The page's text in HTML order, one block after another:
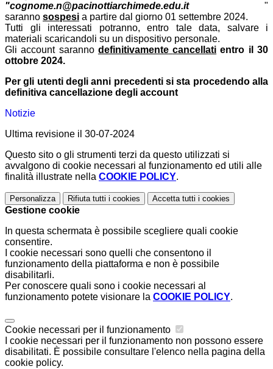
"cognome.n@pacinottiarchimede.edu.it"
saranno sospesi a partire dal giorno 01 settembre 2024.
Tutti gli interessati potranno, entro tale data, salvare i
materiali scaricandoli su un dispositivo personale.
Gli account saranno definitivamente cancellati entro il 30
ottobre 2024.
Per gli utenti degli anni precedenti si sta procedendo alla
definitiva cancellazione degli account
Notizie
Ultima revisione il 30-07-2024
Questo sito o gli strumenti terzi da questo utilizzati si
avvalgono di cookie necessari al funzionamento ed utili alle
finalità illustrate nella COOKIE POLICY.
Personalizza Rifiuta tutti i cookies Accetta tutti i cookies
Gestione cookie
In questa schermata è possibile scegliere quali cookie
consentire.
I cookie necessari sono quelli che consentono il
funzionamento della piattaforma e non è possibile
disabilitarli.
Per conoscere quali sono i cookie necessari al
funzionamento potete visionare la COOKIE POLICY.
Cookie necessari per il funzionamento
I cookie necessari per il funzionamento non possono essere
disabilitati. È possibile consultare l'elenco nella pagina della
cookie policy.